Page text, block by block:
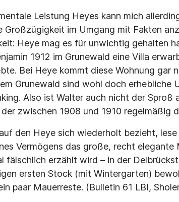
Leistung Heyes kann mich
Großzügigkeit im Umgang mit Fakten
Heye mag es für unwichtig gehalten
1912 im Grunewald eine Villa
Bei Heye kommt diese Wohnung gar
Grunewald sind wohl doch erhebliche
Also ist Walter auch nicht der Sproß
zwischen 1908 und 1910 regelmäßig
den Heye sich wiederholt bezieht,
Vermögens das große, recht elegante
fälschlich erzählt wird – in der
ersten Stock (mit Wintergarten)
paar Mauerreste. (Bulletin 61 LBI,